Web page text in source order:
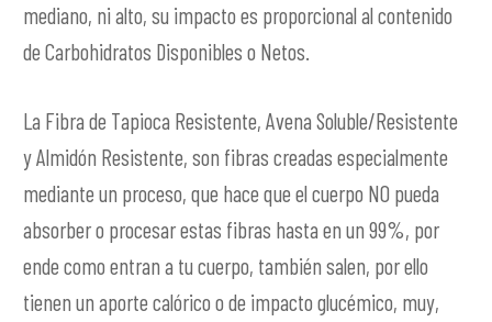
mediano, ni alto, su impacto es proporcional al contenido
de Carbohidratos Disponibles o Netos.
La Fibra de Tapioca Resistente, Avena Soluble/Resistente
y Almidón Resistente, son fibras creadas especialmente
mediante un proceso, que hace que el cuerpo NO pueda
absorber o procesar estas fibras hasta en un 99%, por
ende como entran a tu cuerpo, también salen, por ello
tienen un aporte calórico o de impacto glucémico, muy,